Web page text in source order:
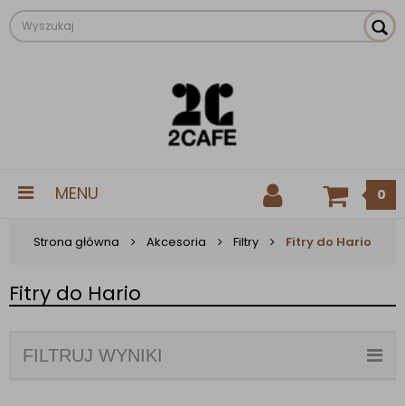
MENU 0
Strona główna Akcesoria Filtry Fitry do Hario
Fitry do Hario
FILTRUJ WYNIKI